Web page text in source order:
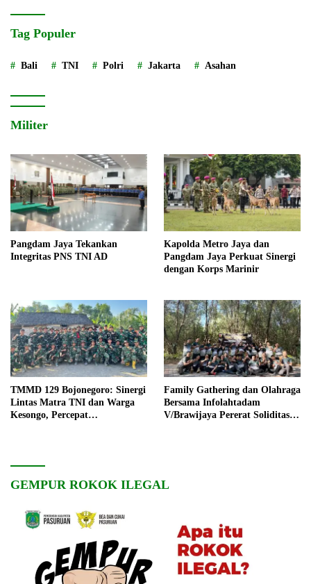
Tag Populer
Bali TNI Polri Jakarta Asahan
Militer
Pangdam Jaya Tekankan
Integritas PNS TNI AD
Kapolda Metro Jaya dan
Pangdam Jaya Perkuat Sinergi
dengan Korps Marinir
TMMD 129 Bojonegoro: Sinergi
Lintas Matra TNI dan Warga
Kesongo, Percepat
Family Gathering dan Olahraga
Bersama Infolahtadam
V/Brawijaya Pererat Soliditas
GEMPUR ROKOK ILEGAL